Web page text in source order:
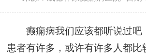
癫痫病我们应该都听说过吧
患者有许多，或许有许多人都比